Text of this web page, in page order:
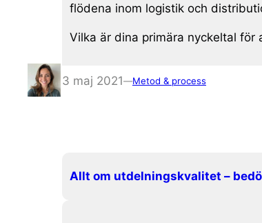
flödena inom logistik och
Vilka är dina primära nyckeltal
3 maj 2021—Metod & process
Allt om utdelningskvalitet –